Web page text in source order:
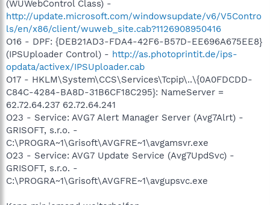
(WUWebControl Class) -
http://update.microsoft.com/windowsupdate/v6/V5Contro
ls/en/x86/client/wuweb_site.cab?1126908950416
O16 - DPF: {DEB21AD3-FDA4-42F6-B57D-EE696A675EE8}
(IPSUploader Control) - http://as.photoprintit.de/ips-
opdata/activex/IPSUploader.cab
O17 - HKLM\System\CCS\Services\Tcpip\..\{0A0FDCDD-
C84C-4284-BA8D-31B6CF18C295}: NameServer =
62.72.64.237 62.72.64.241
O23 - Service: AVG7 Alert Manager Server (Avg7Alrt) -
GRISOFT, s.r.o. -
C:\PROGRA~1\Grisoft\AVGFRE~1\avgamsvr.exe
O23 - Service: AVG7 Update Service (Avg7UpdSvc) -
GRISOFT, s.r.o. -
C:\PROGRA~1\Grisoft\AVGFRE~1\avgupsvc.exe